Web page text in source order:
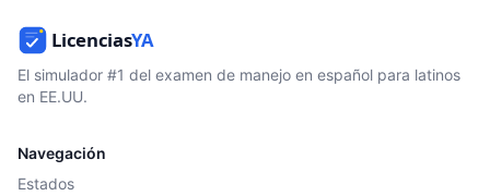
El simulador #1 del examen de manejo en español para latinos
en EE.UU.
Navegación
Estados